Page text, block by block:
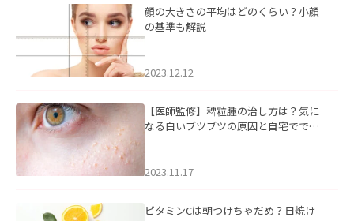
顔の大きさの平均はどのくらい？小顔
の基準も解説
2023.12.12
【医師監修】稗粒腫の治し方は？気に
なる白いブツブツの原因と自宅ででき
2023.11.17
ビタミンCは朝つけちゃだめ？日焼け